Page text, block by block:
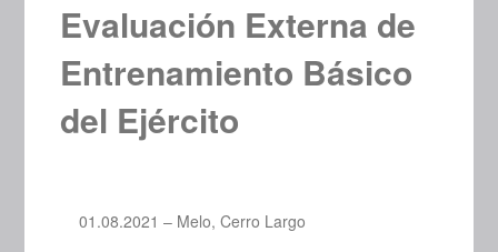
Evaluación Externa de
Entrenamiento Básico
del Ejército
01.08.2021 – Melo, Cerro Largo